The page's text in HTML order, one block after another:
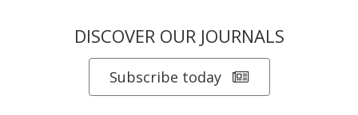
DISCOVER OUR JOURNALS
Subscribe today